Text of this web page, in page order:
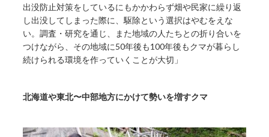
出没防止対策をしているにもかかわらず畑や民家に繰り返
し出没してしまった際に、駆除という選択はやむをえな
い。調査・研究を通じ、また地域の人たちとの折り合いを
つけながら、その地域に50年後も100年後もクマが暮らし
続けられる環境を作っていくことが大切」
北海道や東北〜中部地方にかけて勢いを増すクマ